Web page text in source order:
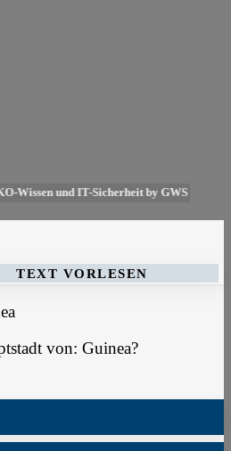
Wissen und IT-Sicherheit by GWS
TEXT VORLESEN
von: Guinea?